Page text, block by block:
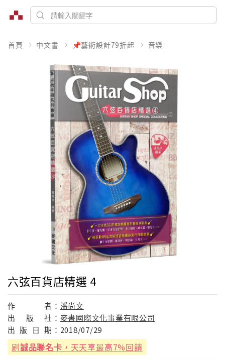
首頁 中文書 📌藝術設計79折起 音樂
六弦百貨店精選 4
作 者： 潘尚文
出
版 社： 麥書國際文化事業有限公司
出 版 日 期： 2018/07/29
刷誠品聯名卡 ，天天享最高7%回饋